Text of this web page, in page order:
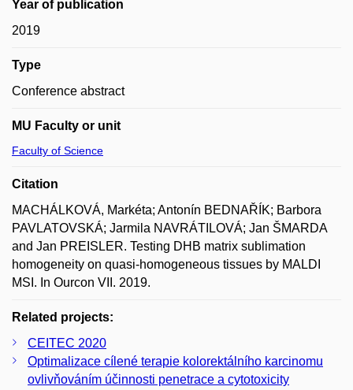
Year of publication
2019
Type
Conference abstract
MU Faculty or unit
Faculty of Science
Citation
MACHÁLKOVÁ, Markéta; Antonín BEDNAŘÍK; Barbora
PAVLATOVSKÁ; Jarmila NAVRÁTILOVÁ; Jan ŠMARDA
and Jan PREISLER. Testing DHB matrix sublimation
homogeneity on quasi-homogeneous tissues by MALDI
MSI. In Ourcon VII. 2019.
Related projects:
CEITEC 2020
Optimalizace cílené terapie kolorektálního karcinomu
ovlivňováním účinnosti penetrace a cytotoxicity